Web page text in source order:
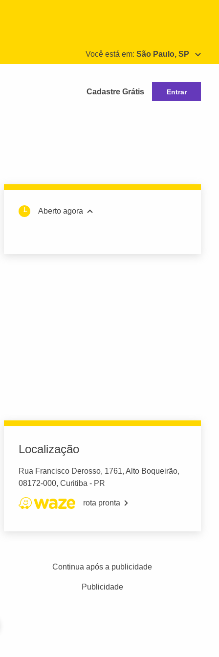
Você está em: São Paulo, SP
Cadastre Grátis Entrar
Aberto agora
Localização
Rua Francisco Derosso, 1761, Alto Boqueirão,
08172-000, Curitiba - PR
rota pronta
Continua após a publicidade
Publicidade